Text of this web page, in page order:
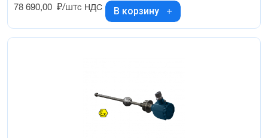
78 690,00 ₽/штс НДС В корзину